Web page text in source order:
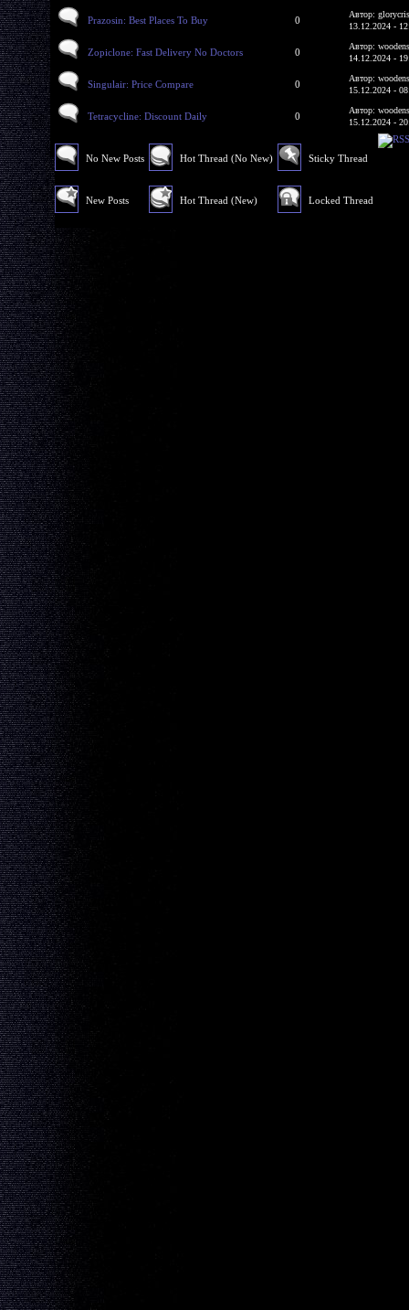
Prazosin: Best Places To Buy 0
Автор:
13.12.2024 -
Zopiclone: Fast Delivery No Doctors 0
Автор:
14.12.2024 -
Singulair: Price Compare 0
Автор:
15.12.2024 -
Tetracycline: Discount Daily 0
Автор:
15.12.2024 -
No New Posts
New Posts
Hot Thread (No New)
Hot Thread (New)
Sticky Thread
Locked Thread